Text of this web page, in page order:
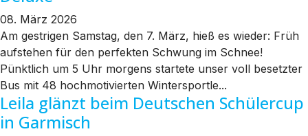
08. März 2026
Am gestrigen Samstag, den 7. März, hieß es wieder: Früh
aufstehen für den perfekten Schwung im Schnee!
Pünktlich um 5 Uhr morgens startete unser voll besetzter
Bus mit 48 hochmotivierten Wintersportle...
Leila glänzt beim Deutschen Schülercup
in Garmisch